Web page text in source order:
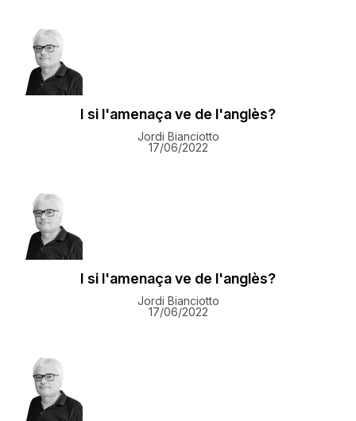
I si l'amenaça ve de l'anglès?
Jordi Bianciotto
17/06/2022
I si l'amenaça ve de l'anglès?
Jordi Bianciotto
17/06/2022